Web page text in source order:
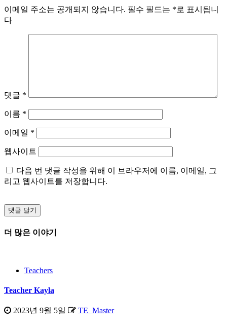
기
이메일 주소는 공개되지 않습니다. 필수 필드는 *로 표시됩니
다
댓글 *
이름 *
이메일 *
웹사이트
다음 번 댓글 작성을 위해 이 브라우저에 이름, 이메일, 그
리고 웹사이트를 저장합니다.
더 많은 이야기
Teachers
Teacher Kayla
2023년 9월 5일 TE_Master